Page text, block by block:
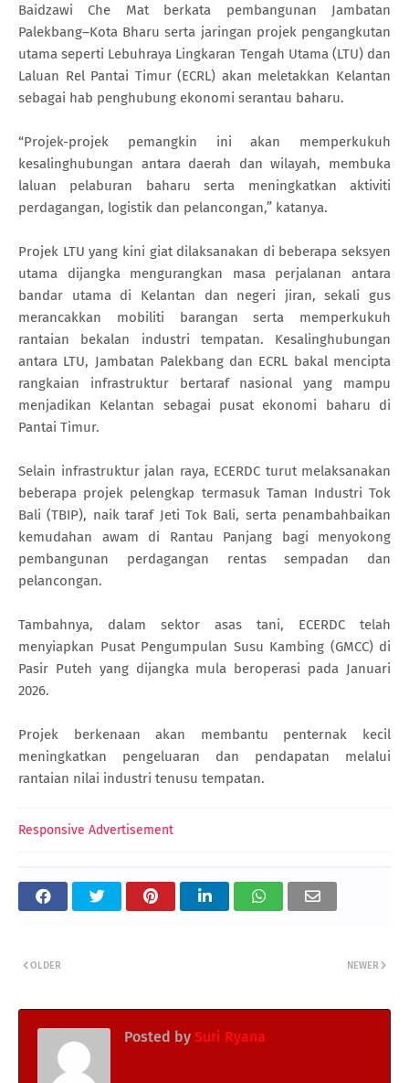
Baidzawi Che Mat berkata pembangunan Jambatan
Palekbang–Kota Bharu serta jaringan projek pengangkutan
utama seperti Lebuhraya Lingkaran Tengah Utama (LTU) dan
Laluan Rel Pantai Timur (ECRL) akan meletakkan Kelantan
sebagai hab penghubung ekonomi serantau baharu.
“Projek-projek pemangkin ini akan memperkukuh
kesalinghubungan antara daerah dan wilayah, membuka
laluan pelaburan baharu serta meningkatkan aktiviti
perdagangan, logistik dan pelancongan,” katanya.
Projek LTU yang kini giat dilaksanakan di beberapa seksyen
utama dijangka mengurangkan masa perjalanan antara
bandar utama di Kelantan dan negeri jiran, sekali gus
merancakkan mobiliti barangan serta memperkukuh
rantaian bekalan industri tempatan. Kesalinghubungan
antara LTU, Jambatan Palekbang dan ECRL bakal mencipta
rangkaian infrastruktur bertaraf nasional yang mampu
menjadikan Kelantan sebagai pusat ekonomi baharu di
Pantai Timur.
Selain infrastruktur jalan raya, ECERDC turut melaksanakan
beberapa projek pelengkap termasuk Taman Industri Tok
Bali (TBIP), naik taraf Jeti Tok Bali, serta penambahbaikan
kemudahan awam di Rantau Panjang bagi menyokong
pembangunan perdagangan rentas sempadan dan
pelancongan.
Tambahnya, dalam sektor asas tani, ECERDC telah
menyiapkan Pusat Pengumpulan Susu Kambing (GMCC) di
Pasir Puteh yang dijangka mula beroperasi pada Januari
2026.
Projek berkenaan akan membantu penternak kecil
meningkatkan pengeluaran dan pendapatan melalui
rantaian nilai industri tenusu tempatan.
Responsive Advertisement
NEWER
OLDER
Posted by Suri Ryana